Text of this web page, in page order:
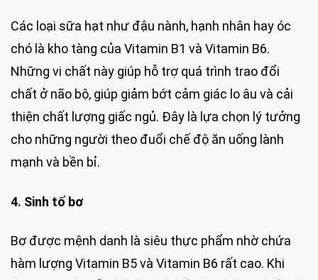
Các loại sữa hạt như đậu nành, hạnh nhân hay óc
chó là kho tàng của Vitamin B1 và Vitamin B6.
Những vi chất này giúp hỗ trợ quá trình trao đổi
chất ở não bộ, giúp giảm bớt cảm giác lo âu và cải
thiện chất lượng giấc ngủ. Đây là lựa chọn lý tưởng
cho những người theo đuổi chế độ ăn uống lành
mạnh và bền bỉ.
4. Sinh tố bơ
Bơ được mệnh danh là siêu thực phẩm nhờ chứa
hàm lượng Vitamin B5 và Vitamin B6 rất cao. Khi